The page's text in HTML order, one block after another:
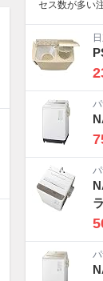
セス数が多い